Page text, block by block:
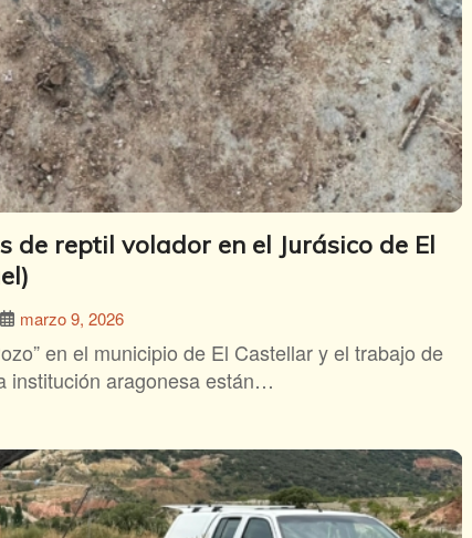
de reptil volador en el Jurásico de El
marzo 9, 2026
en el municipio de El Castellar y el trabajo de
institución aragonesa están…